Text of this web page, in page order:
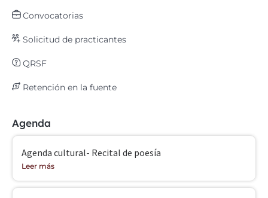
Convocatorias
Solicitud de practicantes
QRSF
Retención en la fuente
Agenda
Agenda cultural- Recital de poesía
Leer más